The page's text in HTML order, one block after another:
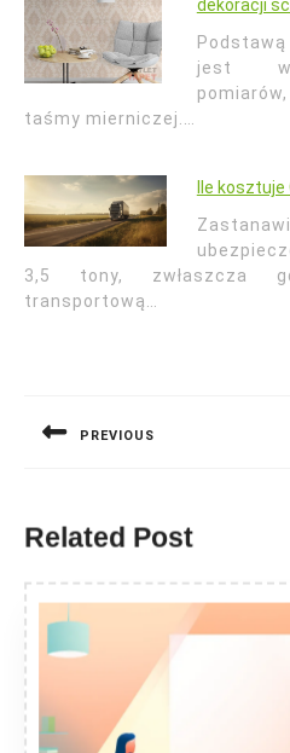
dekoracji
jest
taśmy mierniczej.…
Ile kosztuje
3,5 tony, zwłaszcza
transportową…
PREVIOUS
Related Post